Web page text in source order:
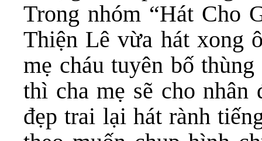
Trong nhóm “Hát Cho
Thiện Lê vừa hát xong
mẹ cháu tuyên bố
thì cha mẹ sẽ cho
đẹp trai lại hát rành